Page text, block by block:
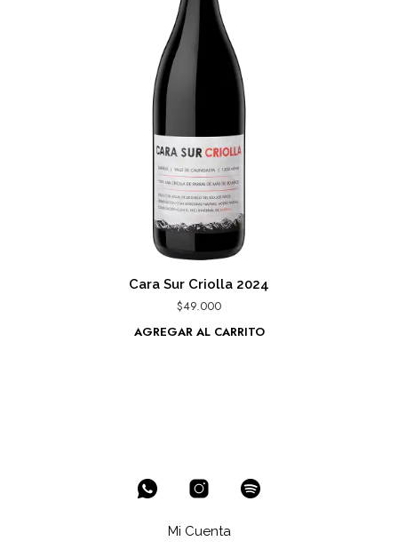
Cara Sur Criolla 2024
$49.000
AGREGAR AL CARRITO
Mi Cuenta